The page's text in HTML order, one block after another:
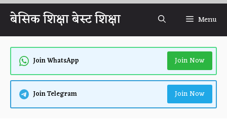
Skip
content
बेसिक शिक्षा बेस्ट शिक्षा Menu
Join WhatsApp Join Now
Join Telegram Join Now